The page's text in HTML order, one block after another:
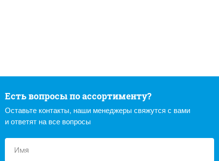
Есть вопросы по ассортименту?
Оставьте контакты, наши менеджеры свяжутся с вами
и ответят на все вопросы